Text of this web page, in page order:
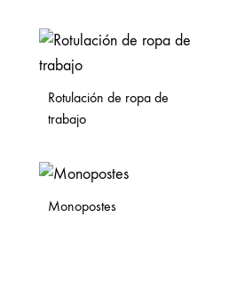
Rotulación de ropa de
trabajo
Monopostes